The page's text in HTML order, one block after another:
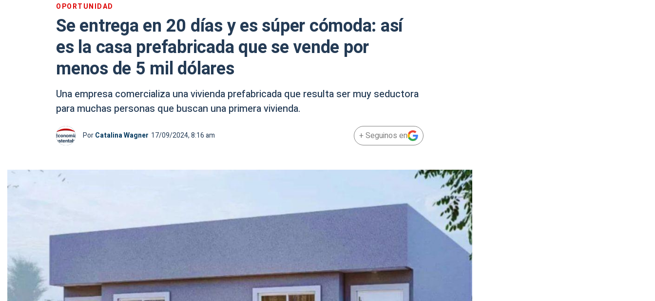
OPORTUNIDAD
Se entrega en 20 días y es súper cómoda: así
es la casa prefabricada que se vende por
menos de 5 mil dólares
Una empresa comercializa una vivienda prefabricada que resulta ser muy seductora
para muchas personas que buscan una primera vivienda.
PorCatalina Wagner 17/09/2024, 8:16 am + Seguinos en